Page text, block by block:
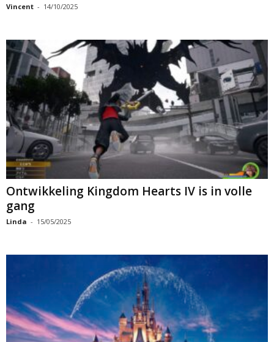
Vincent - 14/10/2025
Ontwikkeling Kingdom Hearts IV is in volle
gang
Linda - 15/05/2025